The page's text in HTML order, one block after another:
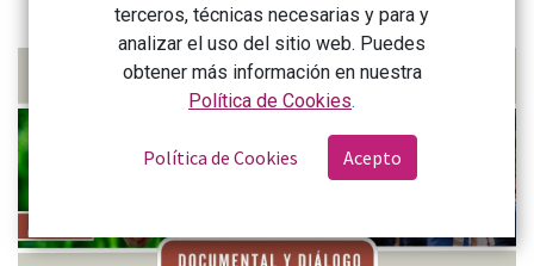
terceros, técnicas necesarias y para y
analizar el uso del sitio web. Puedes
obtener más información en nuestra
Política de Cookies.
Política de Cookies Acepto